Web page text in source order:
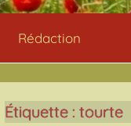
Rédaction
Étiquette : tourte